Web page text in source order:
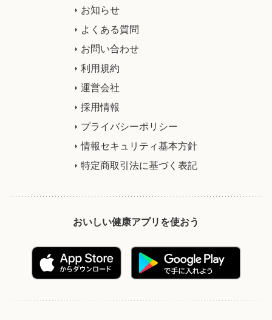
お知らせ
よくある質問
お問い合わせ
利用規約
運営会社
採用情報
プライバシーポリシー
情報セキュリティ基本方針
特定商取引法に基づく表記
おいしい健康アプリを使おう